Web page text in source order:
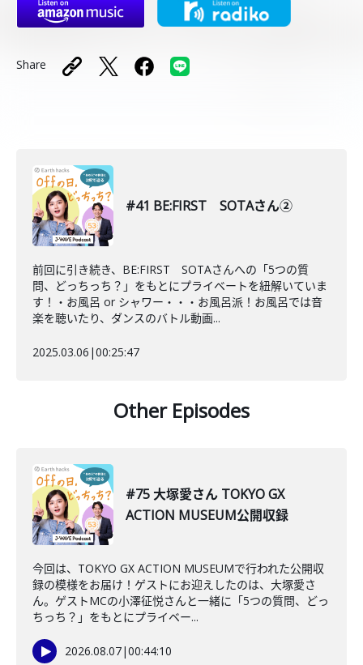
Share
#41 BE:FIRST SOTAさん②
前回に引き続き、BE:FIRST SOTAさんへの「5つの質
問、どっちっち？」をもとにプライベートを紐解いていま
す！・お風呂 or シャワー・・・お風呂派！お風呂では音
楽を聴いたり、ダンスのバトル動画...
2025.03.06 |00:25:47
Other Episodes
#75 大塚愛さん TOKYO GX
ACTION MUSEUM公開収録
今回は、TOKYO GX ACTION MUSEUMで行われた公開収
録の模様をお届け！ゲストにお迎えしたのは、大塚愛さ
ん。ゲストMCの小澤征悦さんと一緒に「5つの質問、どっ
ちっち？」をもとにプライベー...
2026.08.07|00:44:10